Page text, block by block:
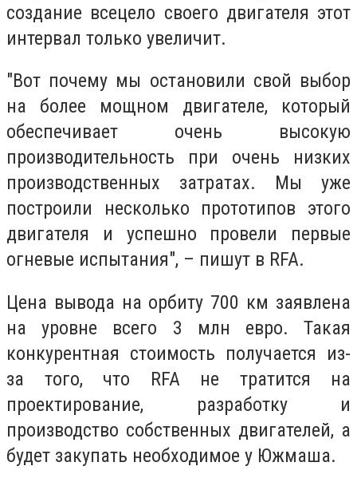
создание всецело своего двигателя этот
интервал только увеличит.
"Вот почему мы остановили свой выбор
на более мощном двигателе, который
обеспечивает очень высокую
производительность при очень низких
производственных затратах. Мы уже
построили несколько прототипов этого
двигателя и успешно провели первые
огневые испытания", – пишут в RFA.
Цена вывода на орбиту 700 км заявлена
на уровне всего 3 млн евро. Такая
конкурентная стоимость получается из-
за того, что RFA не тратится на
проектирование, разработку и
производство собственных двигателей, а
будет закупать необходимое у Южмаша.